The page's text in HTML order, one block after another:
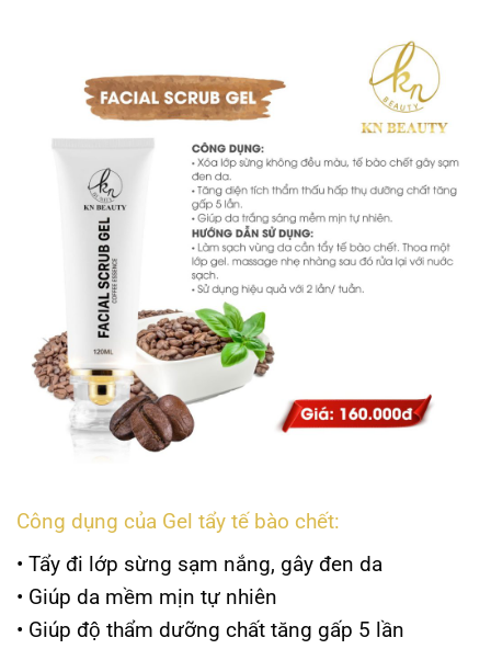
Công dụng của Gel tẩy tế bào chết:
• Tẩy đi lớp sừng sạm nắng, gây đen da
• Giúp da mềm mịn tự nhiên
• Giúp độ thẩm dưỡng chất tăng gấp 5 lần